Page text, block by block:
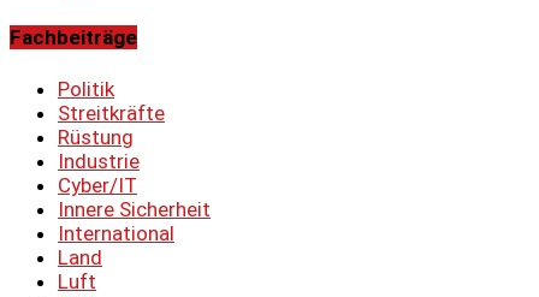
Fachbeiträge
Politik
Streitkräfte
Rüstung
Industrie
Cyber/IT
Innere Sicherheit
International
Land
Luft